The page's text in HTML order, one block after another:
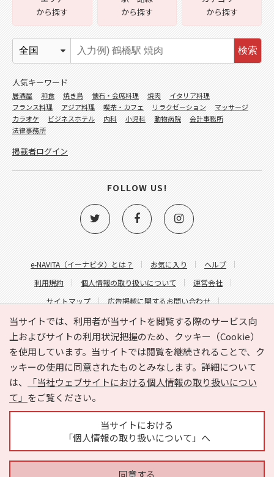
当サイトでは、利用者が当サイトを閲覧する際のサービス向
上およびサイトの利用状況把握のため、クッキー（Cookie）
を使用しています。当サイトでは閲覧を継続されることで、ク
ッキーの使用に同意されたものとみなします。詳細について
は、
「当社ウェブサイトにおける個人情報の取り扱いについ
て」 をご覧ください。
当サイトにおける
「個人情報の取り扱いについて」へ
同意する
e-NAVITA（イーナビタ）とは？ お気に入り
ヘルプ
利用規約
個人情報の取り扱いについて
運営会社
サイトマップ
広告掲載に関するお問い合わせ
サイトの内容に関するお問い合わせ
から探す
から探す
から探す
検索
人気キーワード
居酒屋 和食 焼き鳥 懐石・会席料理 焼肉
イタリア料理
フランス料理
アジア料理 喫茶・カフェ リラクゼーション
マッサージ
カラオケ
ビジネスホテル 内科 小児科 動物病院
会計事務所
法律事務所
掲載者ログイン
FOLLOW US!
Copyright © HYOJITO.Co.,Ltd. All Rights Reserved.